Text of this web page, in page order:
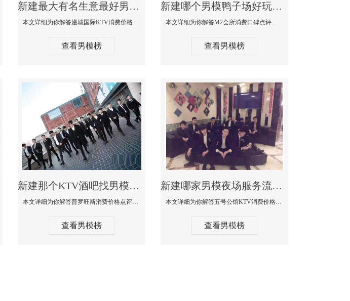
新建最大有名生意最好男模少爷场KTV体验-嫚城国际KTV消费价格点评
本文详细为你解答嫚城国际KTV消费价格口碑点评，更多关于最大有名生意最好男模少爷场KTV体验免费咨询150 99997335微信同步！
查看男模榜
新建哪个男模鸭子场好玩陪酒服务好-M2会所KTV消费口碑点评
本文详细为你解答M2会所消费口碑点评，更多关于哪个男模鸭子场好玩陪酒服务好免费咨询150 99997335微信同步！
查看男模榜
新建那个KTV酒吧找男模帅哥男妓多-普罗旺斯KTV真实口碑点评
本文详细为你解答普罗旺斯消费价格点评，更多关于那个KTV酒吧找男模帅哥最多免费咨询150 99997335微信同步！
查看男模榜
新建哪家男模夜场服务流程全面-五号公馆KTV消费价格点评
本文详细为你解答五号公馆KTV消费价格，更多关于哪家男模夜场服务流程全面免费咨询150 99997335微信同步！
查看男模榜